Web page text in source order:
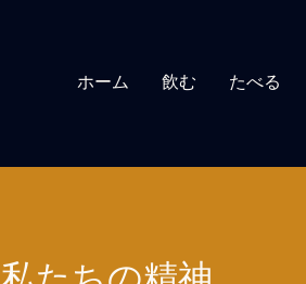
ホーム 飲む たべる